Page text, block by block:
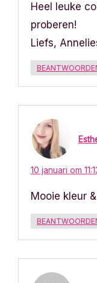
Heel leuke
proberen!
Liefs,
10 januari om
Mooie kleur